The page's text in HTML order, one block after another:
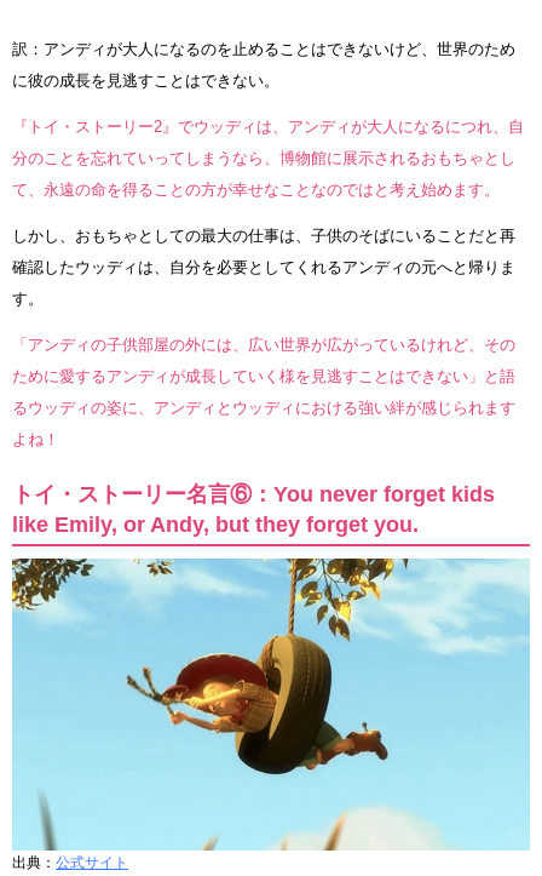
訳：アンディが大人になるのを止めることはできないけど、世界のため
に彼の成長を見逃すことはできない。
『トイ・ストーリー2』でウッディは、アンディが大人になるにつれ、自
分のことを忘れていってしまうなら、博物館に展示されるおもちゃとし
て、永遠の命を得ることの方が幸せなことなのではと考え始めます。
しかし、おもちゃとしての最大の仕事は、子供のそばにいることだと再
確認したウッディは、自分を必要としてくれるアンディの元へと帰りま
す。
「アンディの子供部屋の外には、広い世界が広がっているけれど、その
ために愛するアンディが成長していく様を見逃すことはできない」と語
るウッディの姿に、アンディとウッディにおける強い絆が感じられます
よね！
トイ・ストーリー名言⑥：You never forget kids
like Emily, or Andy, but they forget you.
出典： 公式サイト